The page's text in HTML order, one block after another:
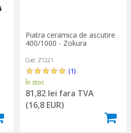
Piatra ceramica de ascutire
400/1000 - Zokura
Cod: Z1221
(1)
În stoc
81,82 lei fara TVA
(16,8 EUR)